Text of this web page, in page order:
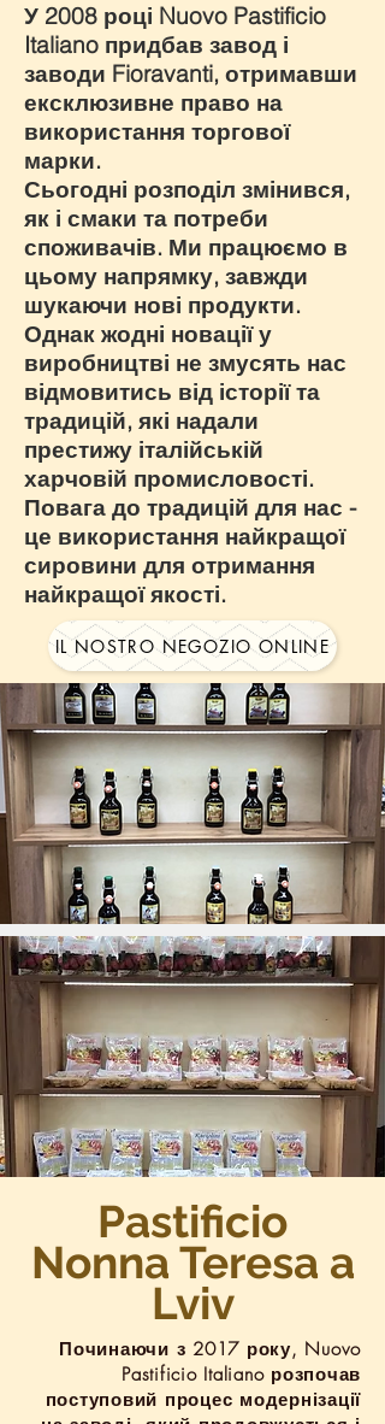
У 2008 році Nuovo Pastificio
Italiano придбав завод і
заводи Fioravanti, отримавши
ексклюзивне право на
використання торгової
марки.
Сьогодні розподіл змінився,
як і смаки та потреби
споживачів. Ми працюємо в
цьому напрямку, завжди
шукаючи нові продукти.
Однак жодні новації у
виробництві не змусять нас
відмовитись від історії та
традицій, які надали
престижу італійській
харчовій промисловості.
Повага до традицій для нас -
це використання найкращої
сировини для отримання
найкращої якості.
IL NOSTRO NEGOZIO ONLINE
Pastificio
Nonna Teresa a
Lviv
Починаючи з 2017 року, Nuovo
Pastificio Italiano розпочав
поступовий процес модернізації